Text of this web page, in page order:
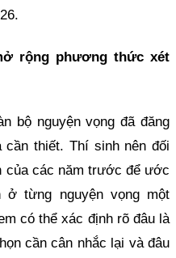
rộng phương thức xét
bộ nguyện vọng đã đăng
thiết. Thí sinh nên đối
của các năm trước để ước
ở từng nguyện vọng một
có thể xác định rõ đâu là
cần cân nhắc lại và đâu